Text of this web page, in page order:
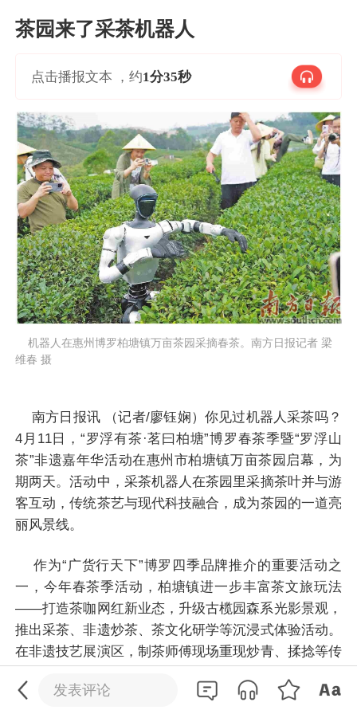
茶园来了采茶机器人
点击播报文本 ，约1分35秒
机器人在惠州博罗柏塘镇万亩茶园采摘春茶。南方日报记者 梁
维春 摄
南方日报讯 （记者/廖钰娴）你见过机器人采茶吗？
4月11日，“罗浮有茶·茗曰柏塘”博罗春茶季暨“罗浮山
茶”非遗嘉年华活动在惠州市柏塘镇万亩茶园启幕，为
期两天。活动中，采茶机器人在茶园里采摘茶叶并与游
客互动，传统茶艺与现代科技融合，成为茶园的一道亮
丽风景线。
作为“广货行天下”博罗四季品牌推介的重要活动之
一，今年春茶季活动，柏塘镇进一步丰富茶文旅玩法
——打造茶咖网红新业态，升级古榄园森系光影景观，
推出采茶、非遗炒茶、茶文化研学等沉浸式体验活动。
在非遗技艺展演区，制茶师傅现场重现炒青、揉捻等传
制茶场景，引来众多市民游客近距离参与互动。
发表评论 发送